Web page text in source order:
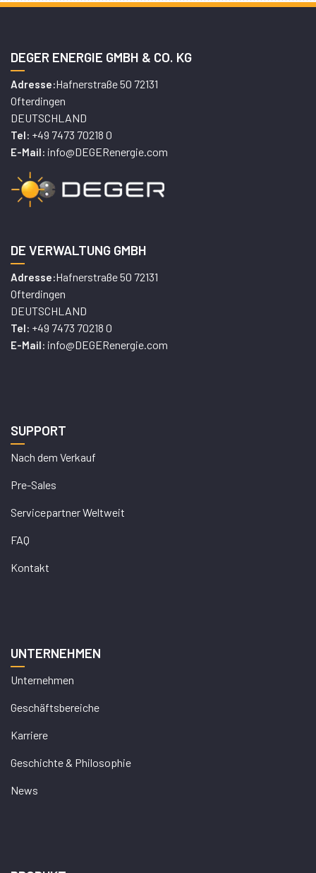
DEGER ENERGIE GMBH & CO. KG
Adresse:Hafnerstraße 50 72131
Ofterdingen
DEUTSCHLAND
Tel: +49 7473 70218 0
E-Mail: info@DEGERenergie.com
DE VERWALTUNG GMBH
Adresse:Hafnerstraße 50 72131
Ofterdingen
DEUTSCHLAND
Tel: +49 7473 70218 0
E-Mail: info@DEGERenergie.com
SUPPORT
Nach dem Verkauf
Pre-Sales
Servicepartner Weltweit
FAQ
Kontakt
UNTERNEHMEN
Unternehmen
Geschäftsbereiche
Karriere
Geschichte & Philosophie
News